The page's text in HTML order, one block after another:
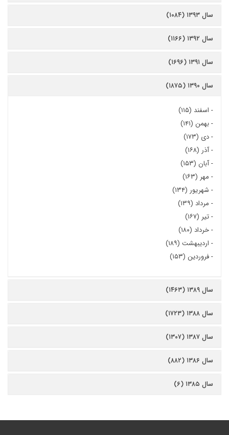
سال ۱۳۹۳ (۱۰۸۴)
سال ۱۳۹۲ (۱۱۶۶)
سال ۱۳۹۱ (۱۶۹۶)
سال ۱۳۹۰ (۱۸۷۵)
- اسفند (۱۱۵)
-بهمن (۱۴۱)
-دی (۱۷۳)
-آذر (۱۶۸)
-آبان (۱۵۳)
- مهر (۱۶۳)
- شهریور (۱۳۴)
- مرداد (۱۳۹)
-تیر (۱۶۷)
-خرداد (۱۸۰)
- اردیبهشت (۱۸۹)
-فروردین (۱۵۳)
سال ۱۳۸۹ (۱۴۶۳)
سال ۱۳۸۸ (۱۷۲۳)
سال ۱۳۸۷ (۱۳۰۷)
سال ۱۳۸۶ (۸۸۲)
سال ۱۳۸۵ (۶)